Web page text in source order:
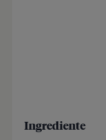
Ingrediente